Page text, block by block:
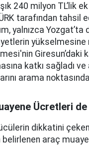
240 milyon TL’lik
tarafından tahsil
yalnızca Yozgat’ta
yükselmesine
Giresun’daki
katkı sağladı ve
arama
Ücretleri de
dikkatini
belirlenen araç